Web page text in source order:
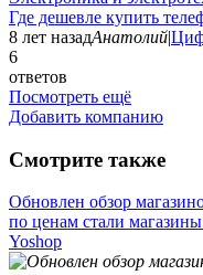
Где дешевле купить
8 лет назадАнатолий|
6
ответов
Посмотреть ещё
Добавить компанию
Смотрите также
Обновлен обзор
по ценам стали
Yoshop